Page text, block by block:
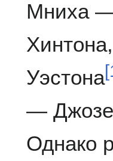
Мниха
Уэстона[
—
Однако